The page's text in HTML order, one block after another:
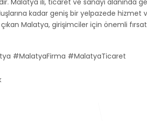
Malatya ili, ticaret ve sanayi alanında
kadar geniş bir yelpazede
Malatya, girişimciler için önemli
#MalatyaFirma #MalatyaTicaret